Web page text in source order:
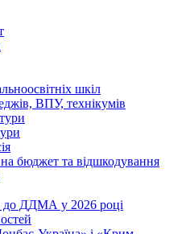
шкіл
ВПУ, технікумів
бюджет та відшкодування
ДДМА у 2026 році